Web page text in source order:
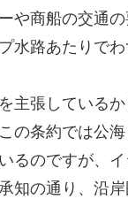
や商船の交通
水路あたりで
主張している
の条約では公
るのですが、
知の通り、沿